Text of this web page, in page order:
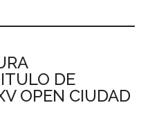
DE
OPEN CIUDAD